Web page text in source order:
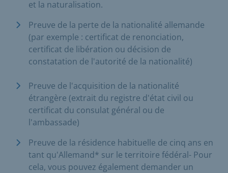
et la naturalisation.
Preuve de la perte de la nationalité allemande
(par exemple : certificat de renonciation,
certificat de libération ou décision de
constatation de l'autorité de la nationalité)
Preuve de l'acquisition de la nationalité
étrangère (extrait du registre d'état civil ou
certificat du consulat général ou de
l'ambassade)
Preuve de la résidence habituelle de cinq ans en
tant qu'Allemand* sur le territoire fédéral- Pour
cela, vous pouvez également demander un